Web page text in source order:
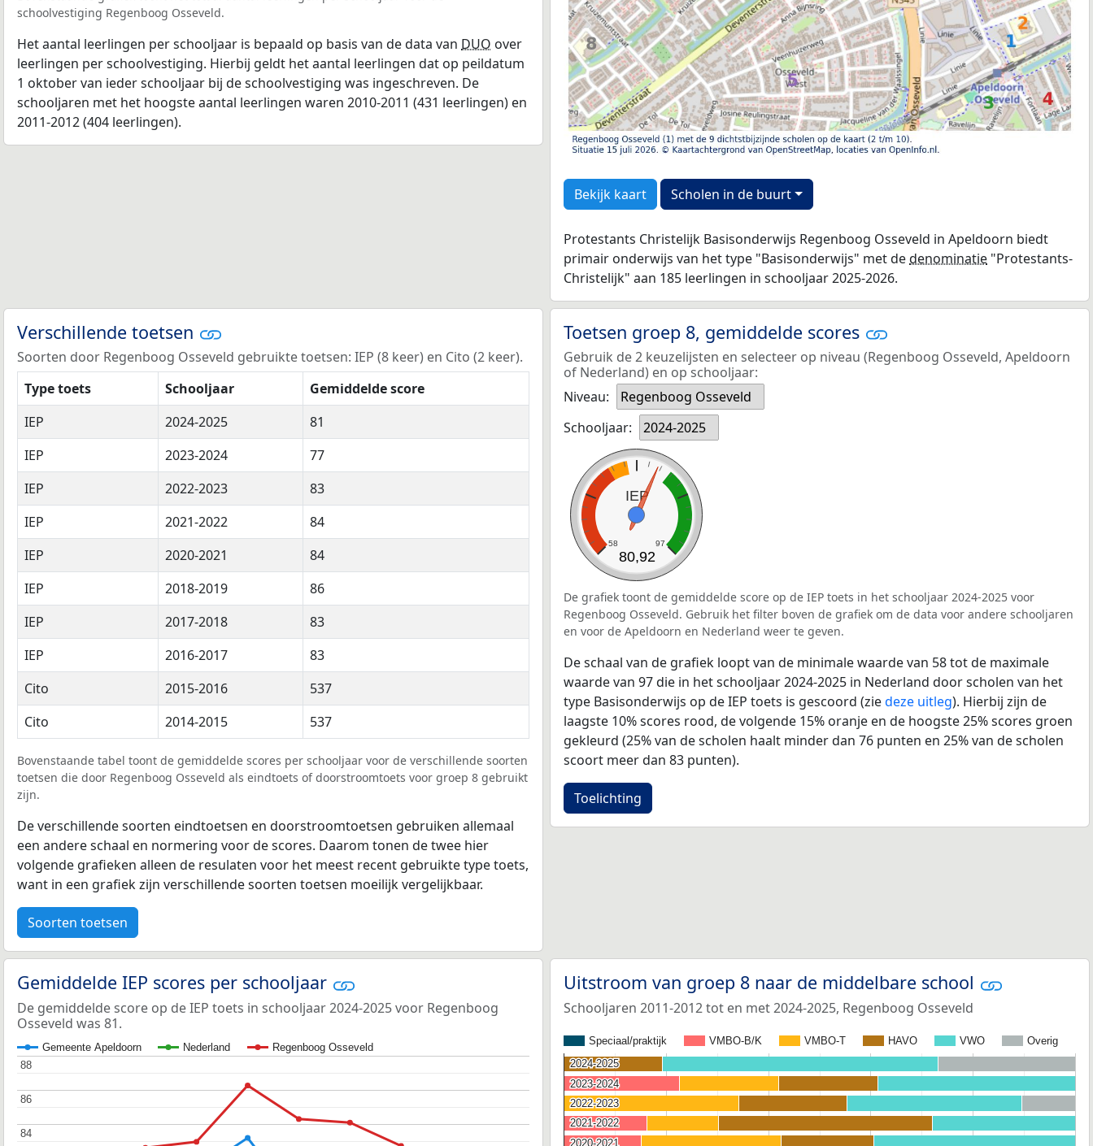
schoolvestiging Regenboog Osseveld.
Het aantal leerlingen per schooljaar is bepaald op basis van de data van DUO over
leerlingen per schoolvestiging. Hierbij geldt het aantal leerlingen dat op peildatum
1 oktober van ieder schooljaar bij de schoolvestiging was ingeschreven. De
schooljaren met het hoogste aantal leerlingen waren 2010-2011 (431 leerlingen) en
2011-2012 (404 leerlingen).
Bekijk kaart Scholen in de buurt
Protestants Christelijk Basisonderwijs Regenboog Osseveld in Apeldoorn biedt
primair onderwijs van het type "Basisonderwijs" met dedenominatie "Protestants-
Christelijk" aan 185 leerlingen in schooljaar 2025-2026.
Verschillende toetsen
Soorten door Regenboog Osseveld gebruikte toetsen: IEP (8 keer) en Cito (2 keer).
Type toets
Schooljaar
Gemiddelde score
IEP
2024-2025
81
IEP
2023-2024
77
IEP
2022-2023
83
IEP
2021-2022
84
IEP
2020-2021
84
IEP
2018-2019
86
IEP
2017-2018
83
IEP
2016-2017
83
Cito
2015-2016
537
Cito
2014-2015 537
Bovenstaande tabel toont de gemiddelde scores per schooljaar voor de verschillende soorten
toetsen die door Regenboog Osseveld als eindtoets of doorstroomtoets voor groep 8 gebruikt
zijn.
De verschillende soorten eindtoetsen en doorstroomtoetsen gebruiken allemaal
een andere schaal en normering voor de scores. Daarom tonen de twee hier
volgende grafieken alleen de resulaten voor het meest recent gebruikte type toets,
want in een grafiek zijn verschillende soorten toetsen moeilijk vergelijkbaar.
Soorten toetsen
Toetsen groep 8, gemiddelde scores
Gebruik de 2 keuzelijsten en selecteer op niveau (Regenboog Osseveld, Apeldoorn
of Nederland) en op schooljaar:
Niveau:
Regenboog Osseveld
Schooljaar:
2024-2025
IEP
58 97
80,92
De grafiek toont de gemiddelde score op de IEP toets in het schooljaar 2024-2025 voor
Regenboog Osseveld. Gebruik het filter boven de grafiek om de data voor andere schooljaren
en voor de Apeldoorn en Nederland weer te geven.
De schaal van de grafiek loopt van de minimale waarde van 58 tot de maximale
waarde van 97 die in het schooljaar 2024-2025 in Nederland door scholen van het
type Basisonderwijs op de IEP toets is gescoord (ziedeze uitleg). Hierbij zijn de
laagste 10% scores rood, de volgende 15% oranje en de hoogste 25% scores groen
gekleurd (25% van de scholen haalt minder dan 76 punten en 25% van de scholen
scoort meer dan 83 punten).
Toelichting
Gemiddelde IEP scores per schooljaar
De gemiddelde score op de IEP toets in schooljaar 2024-2025 voor Regenboog
Osseveld was 81.
Gemeente Apeldoorn Nederland Regenboog Osseveld
84
84
86
86
88
88
Uitstroom van groep 8 naar de middelbare school
Schooljaren 2011-2012 tot en met 2024-2025, Regenboog Osseveld
Speciaal/praktijk VMBO-B/K VMBO-T HAVO VWO Overig
2024-2025
2024-2025
2023-2024
2023-2024
2022-2023
2022-2023
2021-2022
2021-2022
2020-2021
2020-2021